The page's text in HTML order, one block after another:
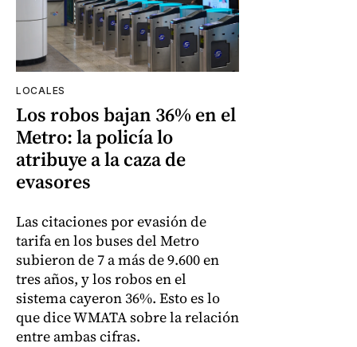
LOCALES
Los robos bajan 36% en el
Metro: la policía lo
atribuye a la caza de
evasores
Las citaciones por evasión de
tarifa en los buses del Metro
subieron de 7 a más de 9.600 en
tres años, y los robos en el
sistema cayeron 36%. Esto es lo
que dice WMATA sobre la relación
entre ambas cifras.